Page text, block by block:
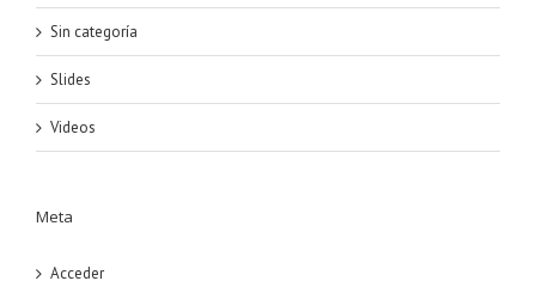
Sin categoría
Slides
Videos
Meta
Acceder